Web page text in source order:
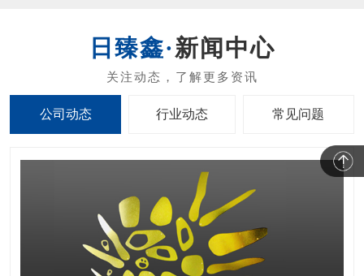
新闻中心
公司动态 行业动态 常见问题